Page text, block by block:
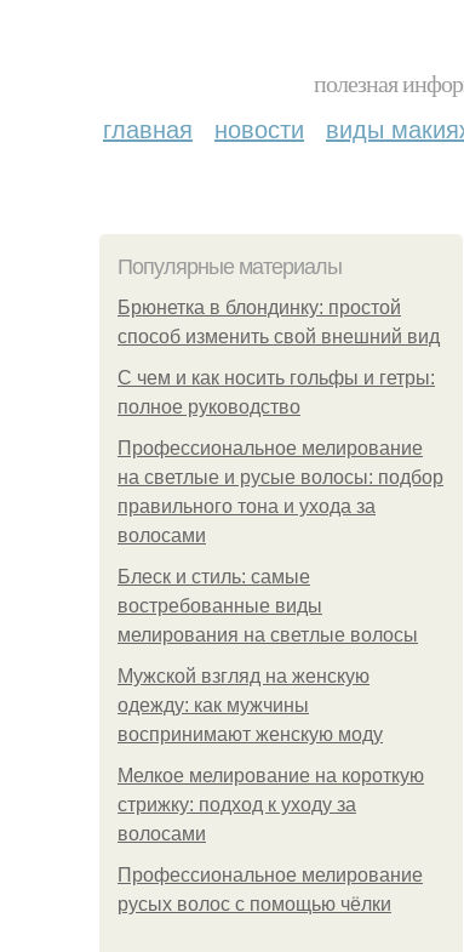
полезная
главная новости виды
Популярные материалы
Брюнетка в блондинку: простой
способ изменить свой внешний вид
С чем и как носить гольфы и гетры:
полное руководство
Профессиональное мелирование
на светлые и русые волосы: подбор
правильного тона и ухода за
волосами
Блеск и стиль: самые
востребованные виды
мелирования на светлые волосы
Мужской взгляд на женскую
одежду: как мужчины
воспринимают женскую моду
Мелкое мелирование на короткую
стрижку: подход к уходу за
волосами
Профессиональное мелирование
русых волос с помощью чёлки